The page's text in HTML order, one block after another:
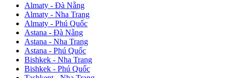
Almaty - Đà Nẵng
Almaty - Nha Trang
Almaty - Phú Quốc
Astana - Đà Nẵng
Astana - Nha Trang
Astana - Phú Quốc
Bishkek - Nha Trang
Bishkek - Phú Quốc